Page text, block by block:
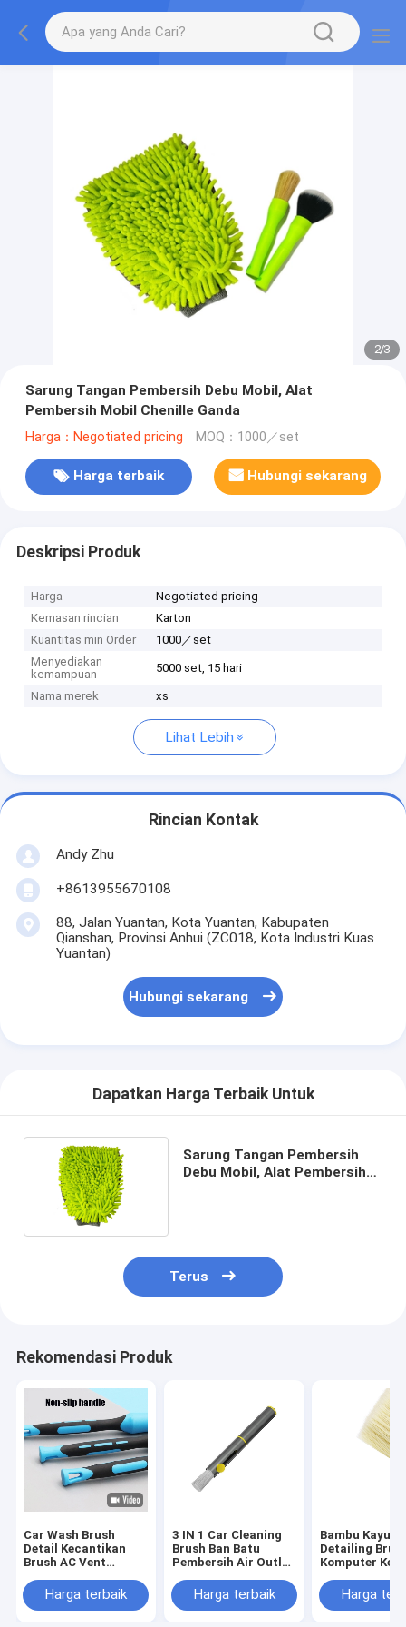
2/3
Sarung Tangan Pembersih Debu Mobil, Alat
Pembersih Mobil Chenille Ganda
Harga：Negotiated pricing MOQ：1000／set
Harga terbaik Hubungi sekarang
Deskripsi Produk
Harga
Negotiated pricing
Kemasan rincian
Karton
Kuantitas min Order
1000／set
Menyediakan
kemampuan
5000 set, 15 hari
Nama merek xs
Lihat Lebih
Rincian Kontak
Andy Zhu
+8613955670108
88, Jalan Yuantan, Kota Yuantan, Kabupaten
Qianshan, Provinsi Anhui (ZC018, Kota Industri Kuas
Yuantan)
Hubungi sekarang
Dapatkan Harga Terbaik Untuk
Sarung Tangan Pembersih
Debu Mobil, Alat Pembersih
Terus
Rekomendasi Produk
Car Wash Brush
Detail Kecantikan
Brush AC Vent
Harga terbaik
3 IN 1 Car Cleaning
Brush Ban Batu
Pembersih Air Outlet
Car Brush
Harga terbaik
Bambu Kayu
Detailing
Komputer
Harga